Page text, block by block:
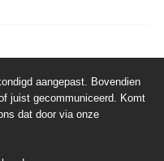
aangepast. Bovendien
juist gecommuniceerd. Komt
dat door via onze